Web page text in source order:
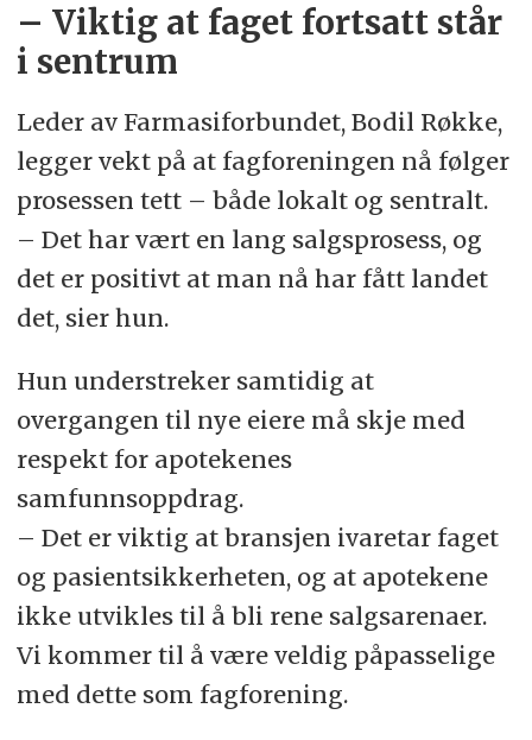
– Viktig at faget fortsatt står
i sentrum
Leder av Farmasiforbundet, Bodil Røkke,
legger vekt på at fagforeningen nå følger
prosessen tett – både lokalt og sentralt.
– Det har vært en lang salgsprosess, og
det er positivt at man nå har fått landet
det, sier hun.
Hun understreker samtidig at
overgangen til nye eiere må skje med
respekt for apotekenes
samfunnsoppdrag.
– Det er viktig at bransjen ivaretar faget
og pasientsikkerheten, og at apotekene
ikke utvikles til å bli rene salgsarenaer.
Vi kommer til å være veldig påpasselige
med dette som fagforening.